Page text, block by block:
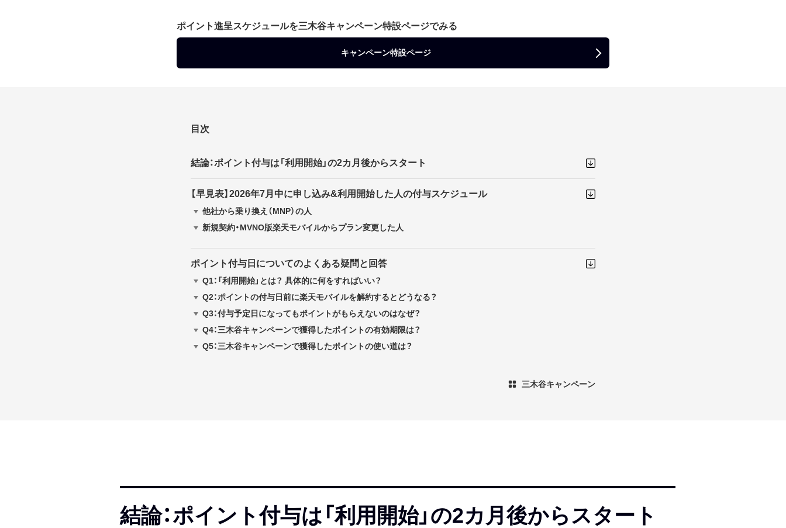
ポイント進呈スケジュールを三木谷キャンペーン特設ページでみる
キャンペーン特設ページ
目次
結論：ポイント付与は「利用開始」の2カ月後からスタート
【早見表】2026年7月中に申し込み&利用開始した人の付与スケジュール
他社から乗り換え（MNP）の人
新規契約・MVNO版楽天モバイルからプラン変更した人
ポイント付与日についてのよくある疑問と回答
Q1：「利用開始」とは？ 具体的に何をすればいい？
Q2：ポイントの付与日前に楽天モバイルを解約するとどうなる？
Q3：付与予定日になってもポイントがもらえないのはなぜ？
Q4：三木谷キャンペーンで獲得したポイントの有効期限は？
Q5：三木谷キャンペーンで獲得したポイントの使い道は？
三木谷キャンペーン
結論：ポイント付与は「利用開始」の2カ月後からスタート